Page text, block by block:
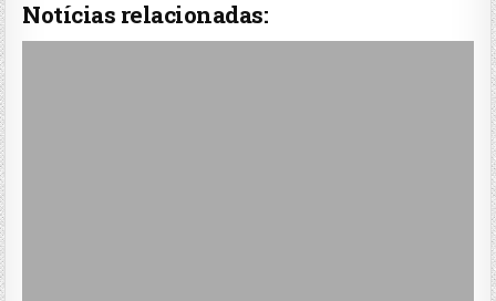
Notícias relacionadas: